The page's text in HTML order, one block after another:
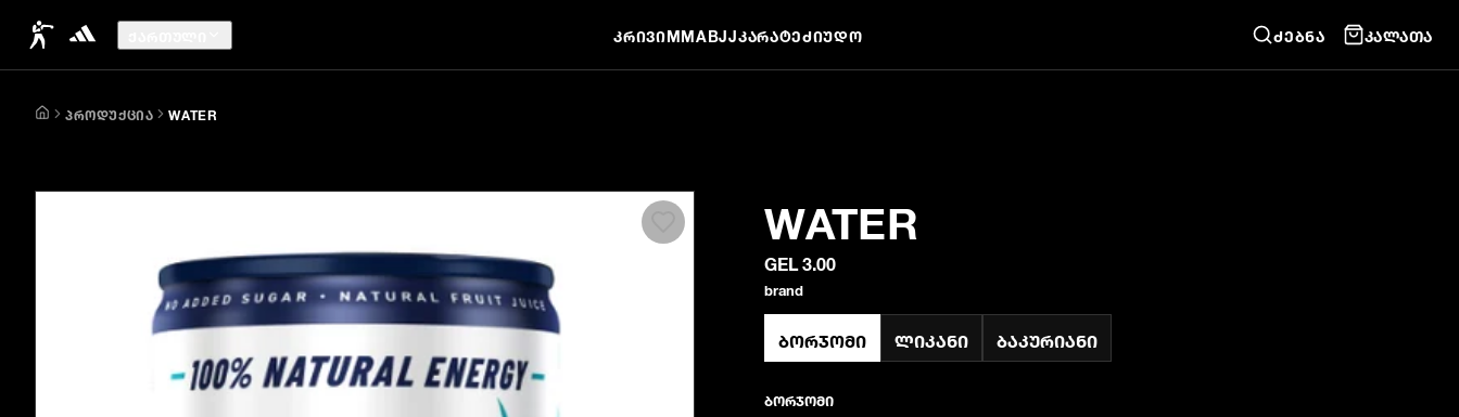
ᲙᲠᲘᲕᲘMMABJJᲙᲐᲠᲐᲢᲔᲫᲘᲣᲓᲝ ᲫᲔᲑᲜᲐ ᲙᲐᲚᲐᲗᲐ
ᲞᲠᲝᲓᲣᲥᲪᲘᲐ WATER
WATER
GEL 3.00
brand
ბორჯომი ლიკანი ბაკურიანი
ბორჯომი